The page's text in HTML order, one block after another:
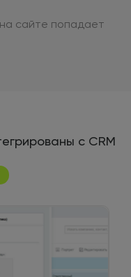
сайте попадает
с CRM